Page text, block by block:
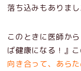
落ち込みもありまし
このときに医師か
ば健康になる！』
向き合って、あら